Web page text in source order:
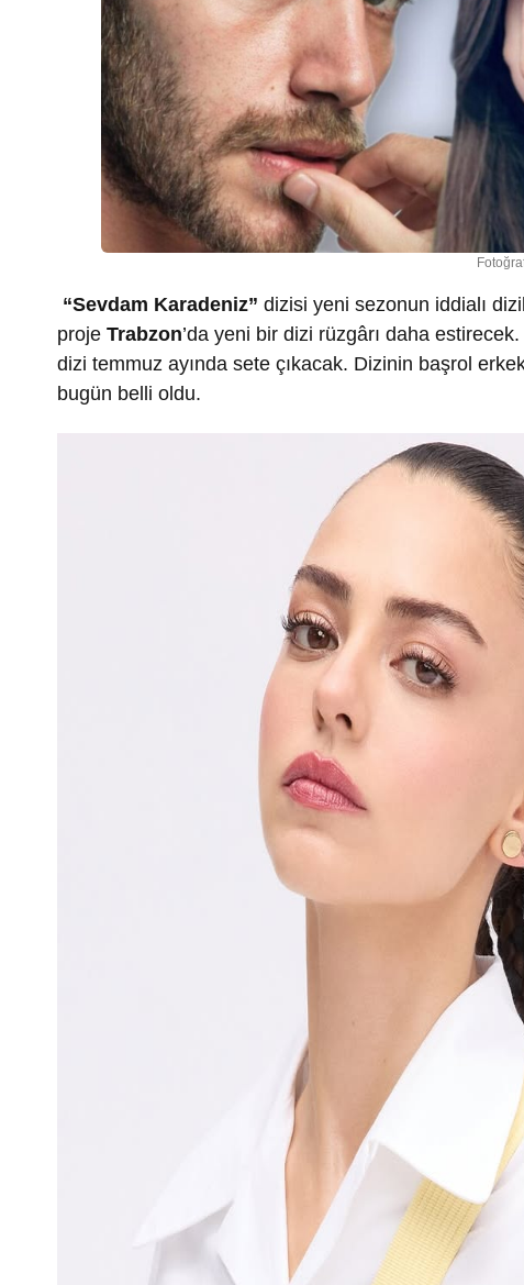
“Sevdam Karadeniz” dizisi yeni sezonun iddialı
proje Trabzon’da yeni bir dizi rüzgârı daha estirecek.
dizi temmuz ayında sete çıkacak. Dizinin başrol
bugün belli oldu.